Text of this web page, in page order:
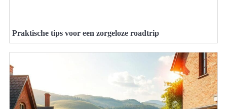
Praktische tips voor een zorgeloze roadtrip